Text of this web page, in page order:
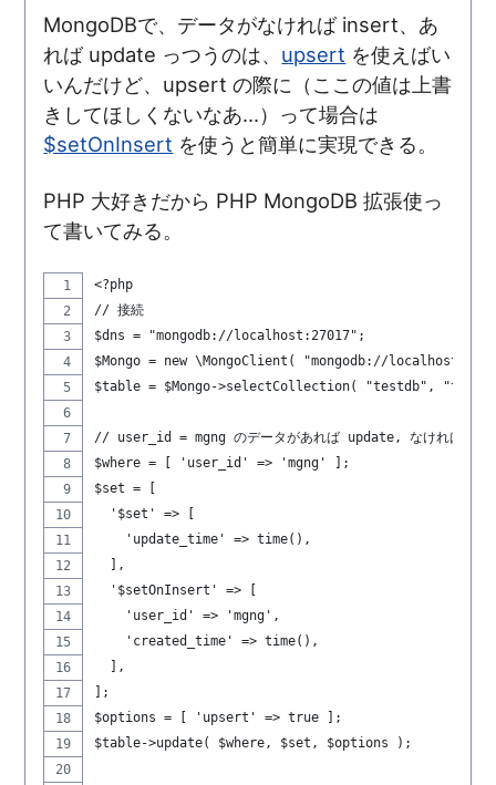
MongoDBで、データがなければ insert、あ
れば update っつうのは、 upsert を使えばい
いんだけど、upsert の際に（ここの値は上書
きしてほしくないなあ...）って場合は
$setOnInsert を使うと簡単に実現できる。
PHP 大好きだから PHP MongoDB 拡張使っ
て書いてみる。
<?php
// 接続
$dns = "mongodb://localhost:27017";
$Mongo = new \MongoClient( "mongodb://
$table = $Mongo->selectCollection( "testdb",
// user_id = mgng のデータがあれば update, なければ
$where = [ 'user_id' => 'mgng' ];
$set = [
  '$set' => [
    'update_time' => time(),
  ],
  '$setOnInsert' => [
    'user_id' => 'mgng',
    'created_time' => time(),
  ],
];
$options = [ 'upsert' => true ];
$table->update( $where, $set, $options );